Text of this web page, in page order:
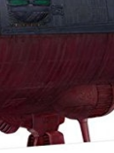
い』公式サイ
のグッズを探
※本ページは
ロモーション
詳細や最新の
ス公式サイト
MTV月額550円
メから懐かしの